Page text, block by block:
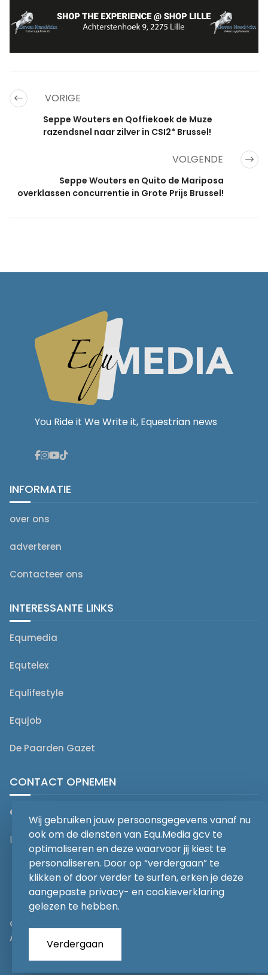
VORIGE
Seppe Wouters en Qoffiekoek de Muze
razendsnel naar zilver in CSI2* Brussel!
VOLGENDE
Seppe Wouters en Quito de Mariposa
overklassen concurrentie in Grote Prijs Brussel!
You Ride it We Write it, Equestrian news
INFORMATIE
over ons
adverteren
Contacteer ons
INTERESSANTE LINKS
Equmedia
Equtelex
Equlifestyle
Equjob
De Paarden Gazet
CONTACT OPNEMEN
editorial@equmedia.be
Langendamdreef 22 9880 Aalter België
Copyrights 2026EQU.MEDIA BV
abonnementsvoorwaarden
Algemene voorwaarden
Wij gebruiken jouw persoonsgegevens vanaf nu
ook om de diensten van Equ.Media gcv te
optimaliseren en deze waarvoor jij kiest te
personaliseren. Door op “verdergaan” te
klikken of door verder te surfen, erken je deze
aangepaste privacy- en cookieverklaring
gelezen te hebben.
Verdergaan